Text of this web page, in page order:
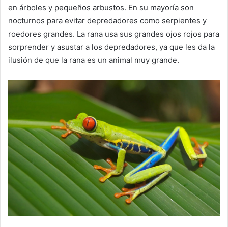
en árboles y pequeños arbustos. En su mayoría son
nocturnos para evitar depredadores como serpientes y
roedores grandes. La rana usa sus grandes ojos rojos para
sorprender y asustar a los depredadores, ya que les da la
ilusión de que la rana es un animal muy grande.